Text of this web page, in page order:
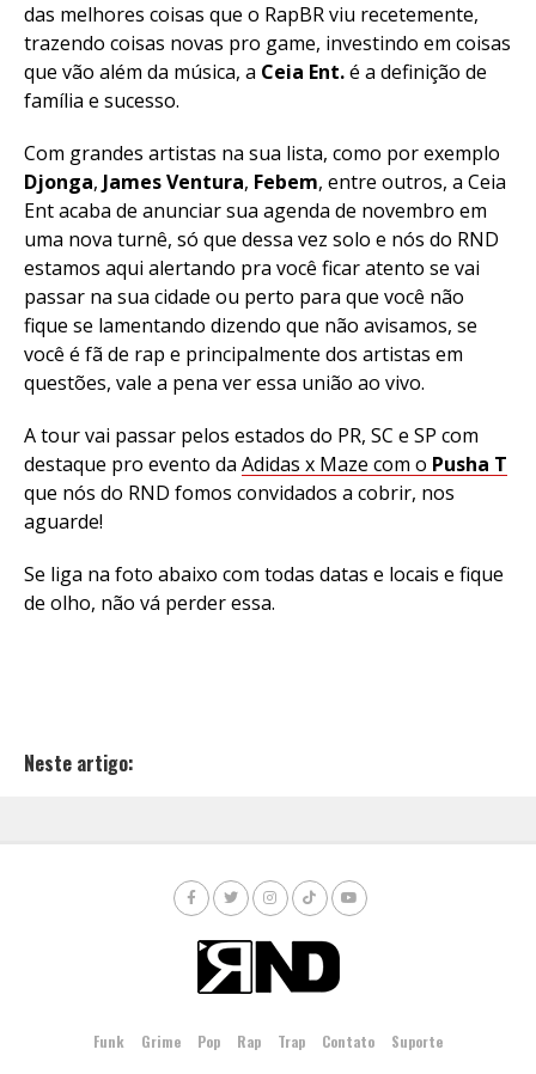
das melhores coisas que o RapBR viu recetemente,
trazendo coisas novas pro game, investindo em coisas
que vão além da música, a Ceia Ent.é a definição de
família e sucesso.
Com grandes artistas na sua lista, como por exemplo
Djonga, James Ventura, Febem, entre outros, a Ceia
Ent acaba de anunciar sua agenda de novembro em
uma nova turnê, só que dessa vez solo e nós do RND
estamos aqui alertando pra você ficar atento se vai
passar na sua cidade ou perto para que você não
fique se lamentando dizendo que não avisamos, se
você é fã de rap e principalmente dos artistas em
questões, vale a pena ver essa união ao vivo.
A tour vai passar pelos estados do PR, SC e SP com
destaque pro evento da Adidas x Maze com o Pusha T
que nós do RND fomos convidados a cobrir, nos
aguarde!
Se liga na foto abaixo com todas datas e locais e fique
de olho, não vá perder essa.
Neste artigo:
Funk Grime Pop Rap Trap Contato
Suporte